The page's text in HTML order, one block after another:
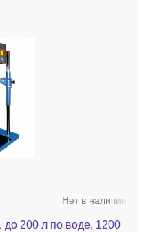
Нет в наличии
200 л по воде, 1200